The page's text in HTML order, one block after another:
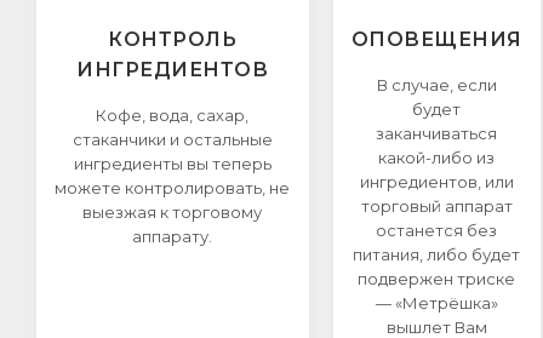
КОНТРОЛЬ
ИНГРЕДИЕНТОВ
Кофе, вода, сахар,
стаканчики и остальные
ингредиенты вы теперь
можете контролировать, не
выезжая к торговому
аппарату.
ОПОВЕЩЕНИЯ
В случае, если
будет
заканчиваться
какой-либо из
ингредиентов, или
торговый аппарат
останется без
питания, либо будет
подвержен триске
— «Метрёшка»
вышлет Вам